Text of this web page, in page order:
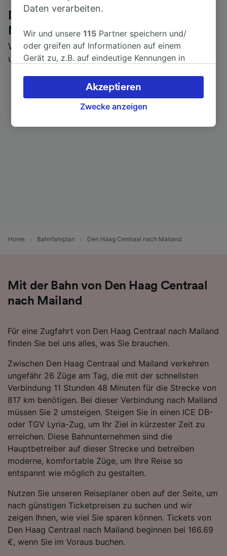
Die ehrliche Meinung von Trainline-
Nutzern
Wer könnte Ihnen besseres Feedback geben als
unsere Kunden selbst?
Home Bahnfahrplan Den Haag Centraal nach Mailand
Mit der Bahn von Den Haag Centraal
nach Mailand
Für eine Zugfahrt von Den Haag Centraal nach Mailand
finden Sie bei uns alles, was Sie brauchen.
Zwischen Den Haag Centraal und Mailand verkehren
ungefähr 26 Züge am Tag, die mit der schnellsten
Verbindung 11 Stunden 48 Minuten für die Strecke von
817 km benötigen. Bei dieser Verbindung nach Mailand
müssen Sie 2 umsteigen. Steigen Sie in einen ICE DB-
oder TGV Lyria-Zug, um Ihr Ziel in kürzester Zeit zu
erreichen. Diese Bahnunternehmen sind die
Hauptbetreiber auf dieser Strecke und betreiben
moderne, komfortable Züge, um Ihre Reise so
entspannt wie möglich zu gestalten.
Nutzen Sie unseren Reiseplaner oben auf der Seite, um
nach günstigen Ticketpreisen zu suchen und wir
zeigen Ihnen, wie viel Sie sparen können. Tickets von
Den Haag Centraal nach Mailand beginnen bei 166.69
€, wenn Sie im Voraus buchen.
Daten verarbeiten.
Wir und unsere115 Partner speichern und/
oder greifen auf Informationen auf einem
Gerät zu, z.B. auf eindeutige Kennungen in
verarbeiten. Sie können Ihre Präferenzen
akzeptieren oder verwalten, einschließlich
Ihres Widerspruchsrechts bei berechtigtem
Folgendes bereitzustellen:
Personalisierte Werbung und Inhalte, Messung
von Werbeleistung und der Performance von
Angeboten.
Liste der Partner (Lieferanten)
Zwecke anzeigen
Akzeptieren